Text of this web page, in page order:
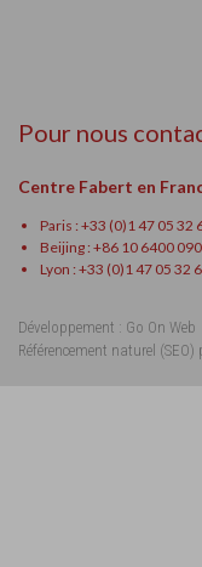
Pour nous
Centre Fabert en
Paris : +33 (0)1 47 05 32
Beijing : +86 10 6400
Lyon : +33 (0)1 47 05 32
Développement : Go On Web
Référencement naturel